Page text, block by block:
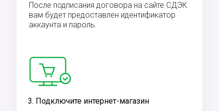
После подписания договора на сайте СДЭК
вам будет предоставлен идентификатор
аккаунта и пароль.
3. Подключите интернет-магазин